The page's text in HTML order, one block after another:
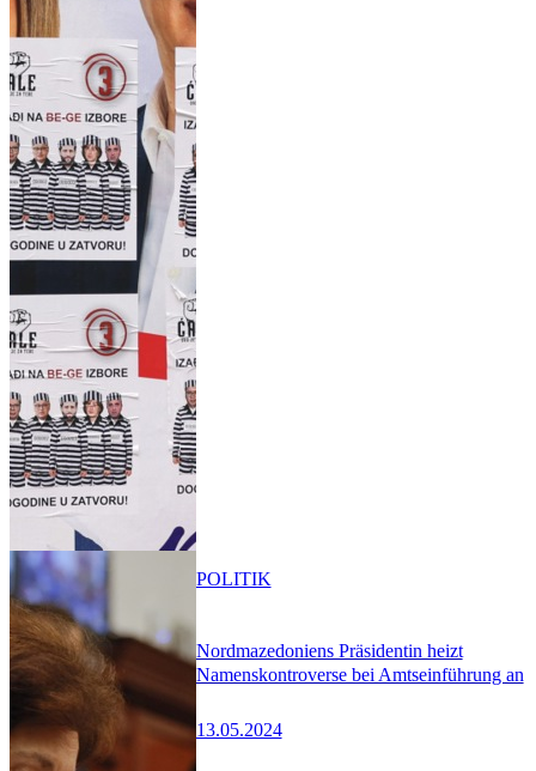
Nordmazedoniens Präsidentin heizt
Namenskontroverse bei Amtseinführung an
13.05.2024
POLITIK